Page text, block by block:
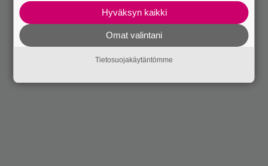
Hyväksyn kaikki
Omat valintani
Tietosuojakäytäntömme